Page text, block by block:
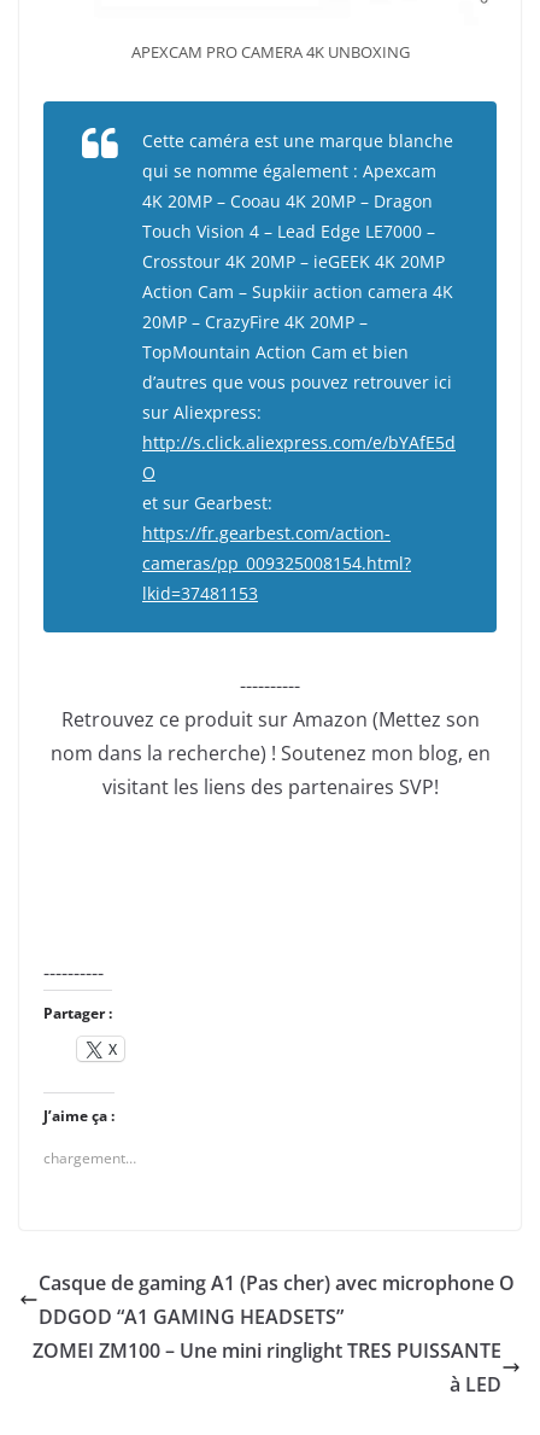
APEXCAM PRO CAMERA 4K UNBOXING
Cette caméra est une marque blanche
qui se nomme également : Apexcam
4K 20MP – Cooau 4K 20MP – Dragon
Touch Vision 4 – Lead Edge LE7000 –
Crosstour 4K 20MP – ieGEEK 4K 20MP
Action Cam – Supkiir action camera 4K
20MP – CrazyFire 4K 20MP –
TopMountain Action Cam et bien
d’autres que vous pouvez retrouver ici
sur Aliexpress:
http://s.click.aliexpress.com/e/bYAfE5d
O
et sur Gearbest:
https://fr.gearbest.com/action-
cameras/pp_009325008154.html?
lkid=37481153
----------
Retrouvez ce produit sur Amazon (Mettez son
nom dans la recherche) ! Soutenez mon blog, en
visitant les liens des partenaires SVP!
----------
Partager :
X
J’aime ça :
chargement…
Casque de gaming A1 (Pas cher) avec microphone O
DDGOD “A1 GAMING HEADSETS”
ZOMEI ZM100 – Une mini ringlight TRES PUISSANTE
à LED